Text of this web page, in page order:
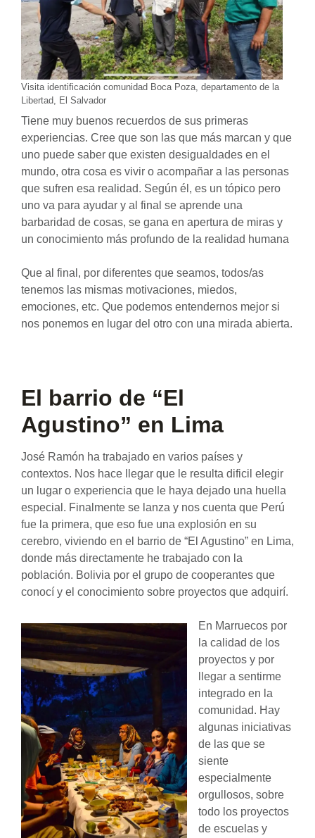
Visita identificación comunidad Boca Poza, departamento de la
Libertad, El Salvador
Tiene muy buenos recuerdos de sus primeras
experiencias. Cree que son las que más marcan y que
uno puede saber que existen desigualdades en el
mundo, otra cosa es vivir o acompañar a las personas
que sufren esa realidad. Según él, es un tópico pero
uno va para ayudar y al final se aprende una
barbaridad de cosas, se gana en apertura de miras y
un conocimiento más profundo de la realidad humana
Que al final, por diferentes que seamos, todos/as
tenemos las mismas motivaciones, miedos,
emociones, etc. Que podemos entendernos mejor si
nos ponemos en lugar del otro con una mirada abierta.
El barrio de “El
Agustino” en Lima
José Ramón ha trabajado en varios países y
contextos. Nos hace llegar que le resulta dificil elegir
un lugar o experiencia que le haya dejado una huella
especial. Finalmente se lanza y nos cuenta que Perú
fue la primera, que eso fue una explosión en su
cerebro, viviendo en el barrio de “El Agustino” en Lima,
donde más directamente he trabajado con la
población. Bolivia por el grupo de cooperantes que
conocí y el conocimiento sobre proyectos que adquirí.
En Marruecos por
la calidad de los
proyectos y por
llegar a sentirme
integrado en la
comunidad. Hay
algunas iniciativas
de las que se
siente
especialmente
orgullosos, sobre
todo los proyectos
de escuelas y